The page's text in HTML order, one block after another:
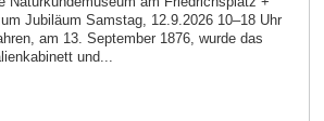
Jubiläum Samstag, 12.9.2026 10–18 Uhr
am 13. September 1876, wurde das
und...